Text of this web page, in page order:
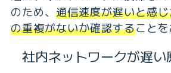
のため、 通信速度が遅いと感
の重複がないか確認することを
社内ネットワークが遅